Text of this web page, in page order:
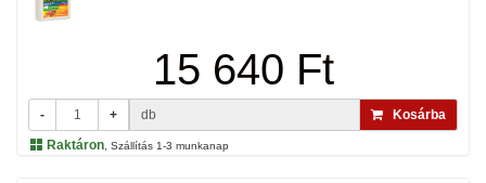
15 640 Ft
- + db
Kosárba
Raktáron , Szállítás 1-3 munkanap